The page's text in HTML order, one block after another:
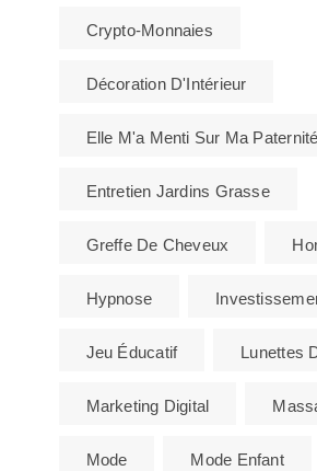
Crypto-Monnaies
Décoration D'Intérieur
Elle M'a Menti Sur Ma Paternité
Entretien Jardins Grasse
Greffe De Cheveux
Hypnose
Jeu Éducatif Lunettes
Marketing Digital
Mode Mode Enfant